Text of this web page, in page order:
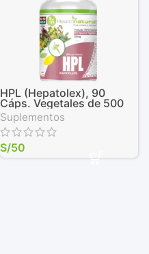
HPL (Hepatolex), 90
Cáps. Vegetales de 500
mg
Suplementos
S/50